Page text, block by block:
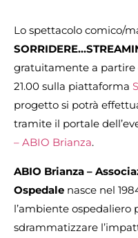
Lo spettacolo comico/
gratuitamente a partire
21.00 sulla piattaforma
progetto si potrà
tramite il portale
– ABIO Brianza.
ABIO Brianza –
Ospedale nasce nel
l’ambiente ospedaliero
sdrammatizzare